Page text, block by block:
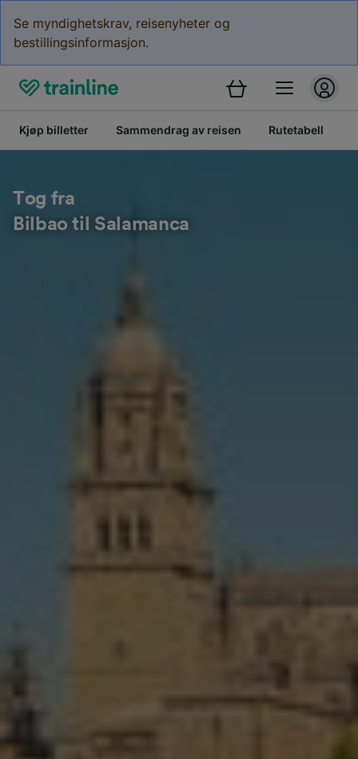
Se myndighetskrav, reisenyheter og
bestillingsinformasjon.
Kjøp billetter Sammendrag av reisen Rutetabell
Tog fra
Bilbao til Salamanca